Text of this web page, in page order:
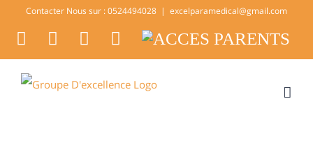
Contacter Nous sur : 0524494028 | excelparamedical@gmail.com
facebook
twitter youtubeinstagram
ACCES
PARENTS